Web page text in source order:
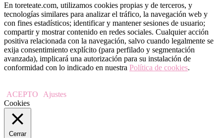
En toreteate.com, utilizamos cookies propias y de terceros, y
tecnologías similares para analizar el tráfico, la navegación web y
con fines estadísticos; identificar y mantener sesiones de usuario;
compartir y mostrar contenido en redes sociales. Cualquier acción
positiva relacionada con la navegación, salvo cuando legalmente se
exija consentimiento explícito (para perfilado y segmentación
avanzada), implicará una autorización para su instalación de
conformidad con lo indicado en nuestra Política de cookies.
ACEPTO
Ajustes
Cookies
Cerrar